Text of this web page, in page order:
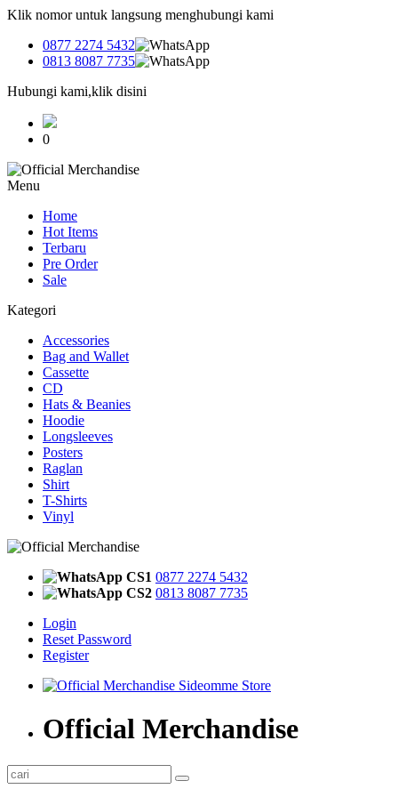
Klik nomor untuk langsung menghubungi kami
0877 2274 5432
0813 8087 7735
Hubungi kami,klik disini
0
Menu
Home
Hot Items
Terbaru
Pre Order
Sale
Kategori
Accessories
Bag and Wallet
Cassette
CD
Hats & Beanies
Hoodie
Longsleeves
Posters
Raglan
Shirt
T-Shirts
Vinyl
CS1 0877 2274 5432
CS2 0813 8087 7735
Login
Reset Password
Register
Official Merchandise